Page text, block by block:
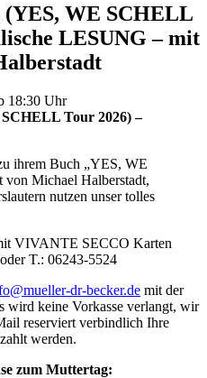
WE SCHELL
LESUNG – mit
18:30 Uhr
Tour 2026) –
ihrem Buch „YES, WE
Michael Halberstadt,
nutzen unser tolles
VIVANTE SECCO Karten
oder T.: 06243-5524
dr-becker.de mit der
wird keine Vorkasse verlangt, wir
reserviert verbindlich Ihre
werden.
zum Muttertag: